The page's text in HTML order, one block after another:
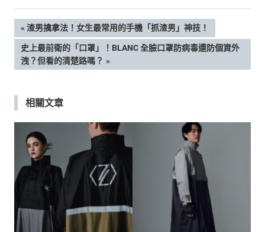
文
章
覽
PREVIOUS
POST:
渣男擒拿法！女生最常用的手機「抓渣男」神技！
NEXT
POST:
史上最前衛的「口罩」！BLANC 全臉口罩防病毒還防個資外
洩？但看的清楚路嗎？
相關文章